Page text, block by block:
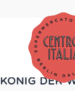
KÖNIG DER